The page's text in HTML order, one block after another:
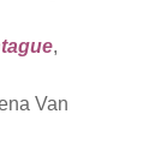
,
Van